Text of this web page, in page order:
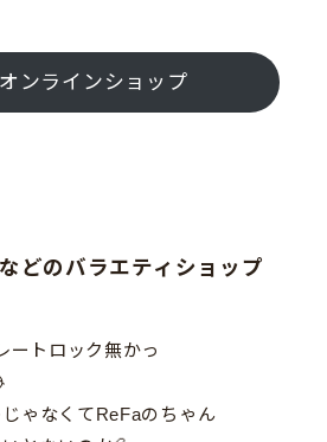
ンラインショップ
どのバラエティショップ
ートロック無かっ
ゃなくてReFaのちゃん